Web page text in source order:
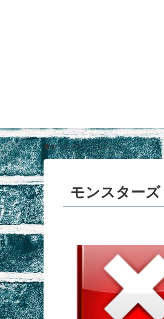
ホーム モンスターズ
モンスターズ